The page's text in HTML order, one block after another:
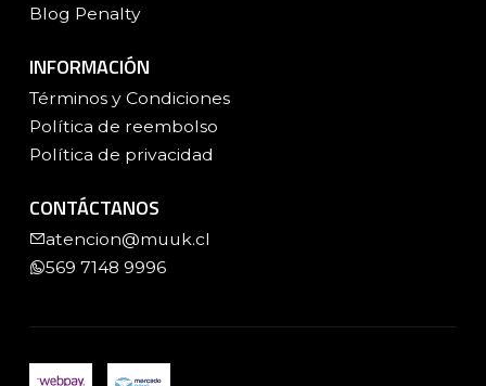
Blog Penalty
INFORMACIÓN
Términos y Condiciones
Política de reembolso
Política de privacidad
CONTÁCTANOS
atencion@muuk.cl
569 7148 9996